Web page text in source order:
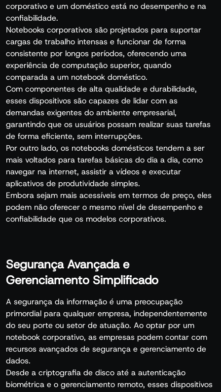
corporativo e um doméstico está no desempenho e na
confiabilidade.
Notebooks corporativos são projetados para suportar
cargas de trabalho intensas e funcionar de forma
consistente por longos períodos, oferecendo uma
experiência de computação superior, quando
comparada a um notebook doméstico.
Com componentes de alta qualidade e durabilidade,
esses dispositivos são capazes de lidar com as
demandas exigentes do ambiente empresarial,
garantindo que os usuários possam realizar suas tarefas
de forma eficiente, sem interrupções.
Por outro lado, os notebooks domésticos tendem a ser
mais voltados para tarefas básicas do dia a dia, como
navegar na internet, assistir a vídeos e executar
aplicativos de produtividade simples.
Embora sejam mais acessíveis em termos de preço, eles
podem não oferecer o mesmo nível de desempenho e
confiabilidade que os modelos corporativos.
Segurança Avançada e
Gerenciamento Simplificado
A segurança da informação é uma preocupação
primordial para qualquer empresa, independentemente
do seu porte ou setor de atuação. Ao optar por um
notebook corporativo, as empresas podem contar com
recursos avançados de segurança e gerenciamento de
dados.
Desde a criptografia de disco até a autenticação
biométrica e o gerenciamento remoto, esses dispositivos